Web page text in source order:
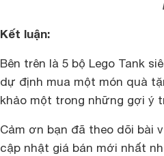
Kết luận:
Bên trên là 5 bộ Lego Tank
dự định mua một món quà
khảo một trong những gợi ý
Cảm ơn bạn đã theo dõi bài
cập nhật giá bán mới nhất